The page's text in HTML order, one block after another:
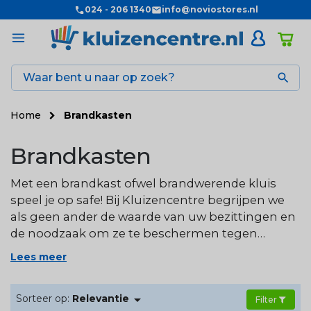
024 - 206 1340 info@noviostores.nl

Home Brandkasten
Brandkasten
Met een brandkast ofwel brandwerende kluis
speel je op safe! Bij Kluizencentre begrijpen we
als geen ander de waarde van uw bezittingen en
de noodzaak om ze te beschermen tegen
onvoorziene omstandigheden. Een
brandwerendheid en afhankelijk van het model
is een gecertificeerde brandbeveiliging voor
Lees meer
Sorteer op: Relevantie  Filter